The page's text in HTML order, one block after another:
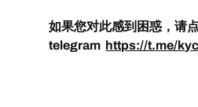
如果您对此感到困惑，请
telegram https://t.me/